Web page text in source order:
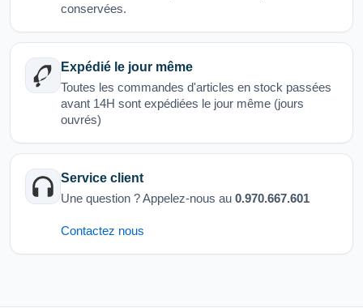
conservées.
Expédié le jour même
Toutes les commandes d'articles en stock passées
avant 14H sont expédiées le jour même (jours
ouvrés)
Service client
Une question ? Appelez-nous au 0.970.667.601
Contactez nous